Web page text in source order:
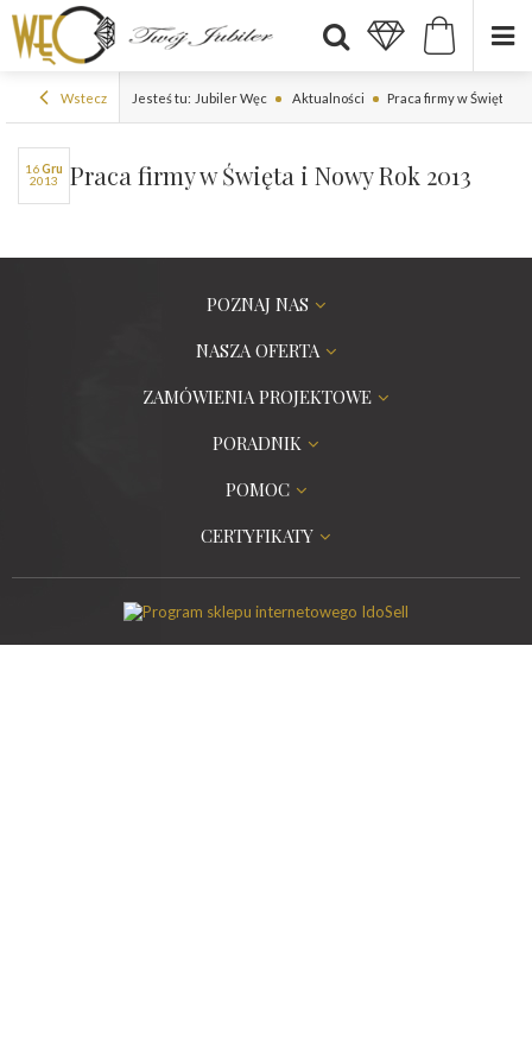
Wstecz Jesteś tu: Jubiler Węc Aktualności Praca firmy w Święta i
16
gru
2013
Praca firmy w Święta i Nowy Rok 2013
POZNAJ NAS
NASZA OFERTA
ZAMÓWIENIA PROJEKTOWE
PORADNIK
POMOC
CERTYFIKATY